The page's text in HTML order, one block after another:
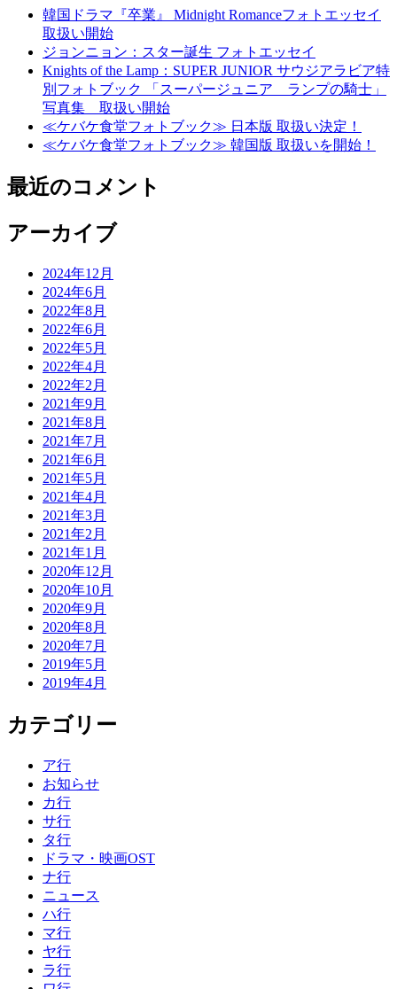
韓国ドラマ『卒業』 Midnight Romanceフォトエッセイ
取扱い開始
ジョンニョン：スター誕生 フォトエッセイ
Knights of the Lamp：SUPER JUNIOR サウジアラビア特
別フォトブック 「スーパージュニア ランプの騎士」
写真集 取扱い開始
≪ケバケ食堂フォトブック≫ 日本版 取扱い決定！
≪ケバケ食堂フォトブック≫ 韓国版 取扱いを開始！
最近のコメント
アーカイブ
2024年12月
2024年6月
2022年8月
2022年6月
2022年5月
2022年4月
2022年2月
2021年9月
2021年8月
2021年7月
2021年6月
2021年5月
2021年4月
2021年3月
2021年2月
2021年1月
2020年12月
2020年10月
2020年9月
2020年8月
2020年7月
2019年5月
2019年4月
カテゴリー
ア行
お知らせ
カ行
サ行
タ行
ドラマ・映画OST
ナ行
ニュース
ハ行
マ行
ヤ行
ラ行